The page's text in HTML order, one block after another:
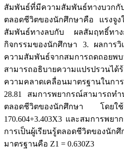
สัมพันธ์ที่มีความสัมพันธ์ทางบวกกับ
ตลอดชีวิตของนักศึกษาคือ แรงจู
สัมพันธ์ทางลบกับ ผลสัมฤทธิ์ทาง
กิจกรรมของนักศึกษา 3. ผลการวิ
ความสัมพันธ์จากสมการถดถอยพ
สามารถอธิบายความแปรปร
ความคลาดเคลื่อนมาตรฐานในกา
28.81 สมการพยากรณ์สามารถทำ
ตลอดชีวิตของนักศึกษา โด
170.604+3.403X3 และสมการพย
การเป็นผู้เรียนรู้ตลอดชีวิตข
มาตรฐานคือ Z1 = 0.630Z3